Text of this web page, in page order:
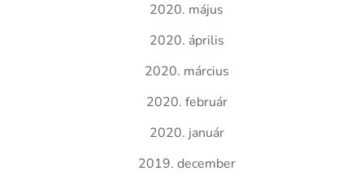
2020. május
2020. április
2020. március
2020. február
2020. január
2019. december